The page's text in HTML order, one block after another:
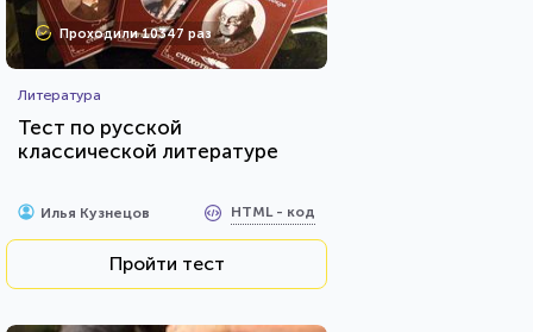
Проходили 10347 раз
Литература
Тест по русской
классической литературе
Илья Кузнецов HTML - код
Пройти тест